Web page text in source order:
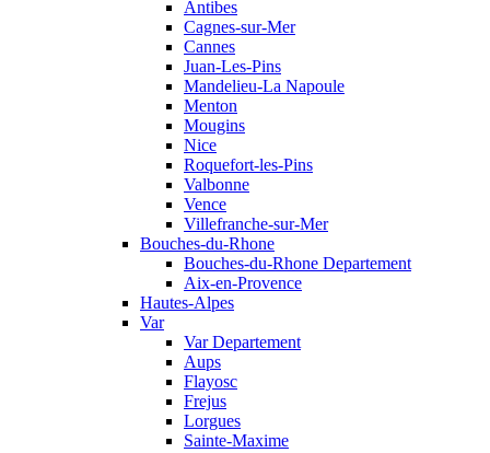
Antibes
Cagnes-sur-Mer
Cannes
Juan-Les-Pins
Mandelieu-La Napoule
Menton
Mougins
Nice
Roquefort-les-Pins
Valbonne
Vence
Villefranche-sur-Mer
Bouches-du-Rhone
Bouches-du-Rhone Departement
Aix-en-Provence
Hautes-Alpes
Var
Var Departement
Aups
Flayosc
Frejus
Lorgues
Sainte-Maxime